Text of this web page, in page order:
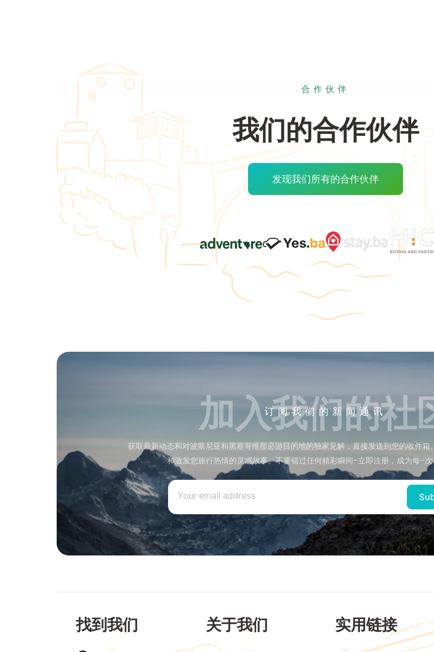
合作伙伴
我们的合作伙伴
发现我们所有的合作伙伴
订阅我们的新闻通讯
加入我们的社
获取最新动态和对波斯尼亚和黑塞哥维那必游目的地的独家见解，直接发送到您的收件
和激发您旅行热情的灵感故事。不要错过任何精彩瞬间–立即注册，成为每–
找到我们 关于我们 实用链接